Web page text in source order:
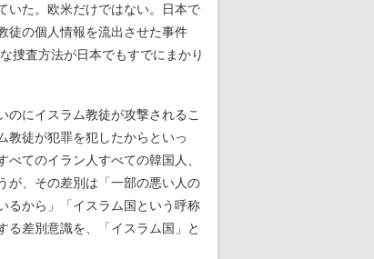
いた。欧米だけではない。日本で
徒の個人情報を流出させた事件
捜査方法が日本でもすでにまかり
にイスラム教徒が攻撃されるこ
教徒が犯罪を犯したからといっ
てのイラン人すべての韓国人、
が、その差別は「一部の悪い人の
るから」「イスラム国という呼称
る差別意識を、「イスラム国」と